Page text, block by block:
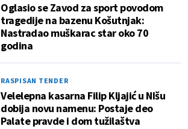
Oglasio se Zavod za sport povodom
tragedije na bazenu Košutnjak:
Nastradao muškarac star oko 70
godina
RASPISAN TENDER
Velelepna kasarna Filip Kljajić u NIšu
dobija novu namenu: Postaje deo
Palate pravde i dom tužilaštva